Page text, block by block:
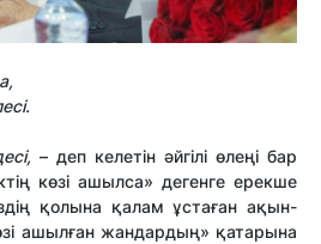
– деп келетін әйгілі өлеңі бар
көзі ашылса» дегенге ерекше
қолына қалам ұстаған ақын-
ашылған жандардың» қатарына